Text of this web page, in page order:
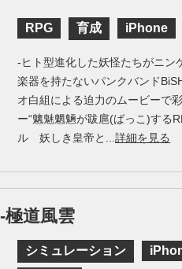
RPG 育成 iPhone
-ヒト型進化した妖怪たちがニン
楽器を持たないパンクバンド
オ白組による迫力のムービーで
ー“魑魅魍魎が跋扈(ばっこ)する
ル 妖しき皇帝と...詳細を見る
道風雲
シミュレーション